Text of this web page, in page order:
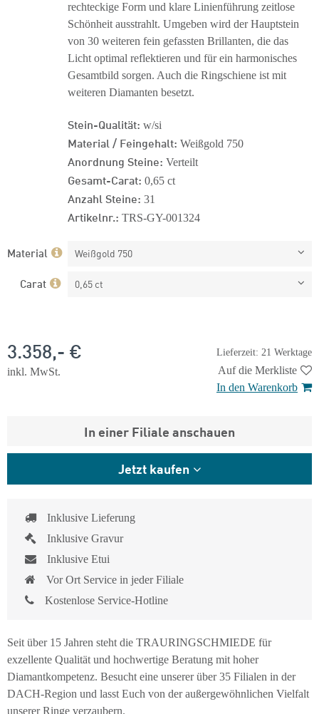
rechteckige Form und klare Linienführung zeitlose
Schönheit ausstrahlt. Umgeben wird der Hauptstein
von 30 weiteren fein gefassten Brillanten, die das
Licht optimal reflektieren und für ein harmonisches
Gesamtbild sorgen. Auch die Ringschiene ist mit
weiteren Diamanten besetzt.
Stein-Qualität: w/si
Material / Feingehalt: Weißgold 750
Anordnung Steine: Verteilt
Gesamt-Carat: 0,65 ct
Anzahl Steine: 31
Artikelnr.: TRS-GY-001324
Material Weißgold 750
Carat 0,65 ct
Lieferzeit: 21 Werktage
3.358,- €
inkl. MwSt.
Auf die Merkliste
In den Warenkorb
In einer Filiale anschauen
Jetzt kaufen
Inklusive Lieferung
Inklusive Gravur
Inklusive Etui
Vor Ort Service in jeder Filiale
Kostenlose Service-Hotline
Seit über 15 Jahren steht die TRAURINGSCHMIEDE für
exzellente Qualität und hochwertige Beratung mit hoher
Diamantkompetenz. Besucht eine unserer über 35 Filialen in der
DACH-Region und lasst Euch von der außergewöhnlichen Vielfalt
unserer Ringe verzaubern.